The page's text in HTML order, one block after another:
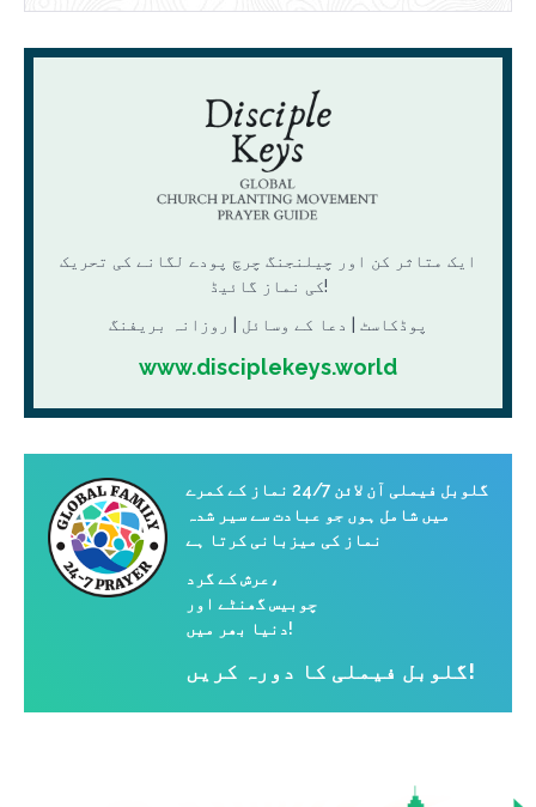
ایک متاثر کن اور چیلنجنگ چرچ پودے لگانے کی تحریک
کی نماز گائیڈ!
پوڈکاسٹ | دعا کے وسائل | روزانہ بریفنگ
www.disciplekeys.world
گلوبل فیملی آن لائن 24/7 نماز کے کمرے
میں شامل ہوں جو عبادت سے سیر شدہ
نماز کی میزبانی کرتا ہے
عرش کے گرد،
چوبیس گھنٹے اور
دنیا بھر میں!
گلوبل فیملی کا دورہ کریں!